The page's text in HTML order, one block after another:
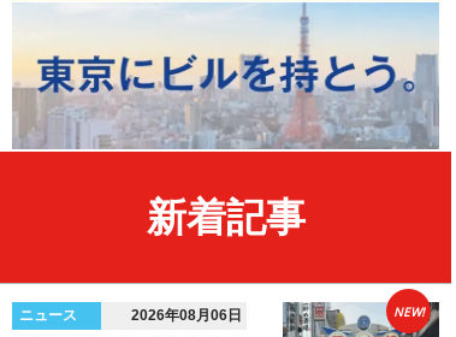
新着記事
ニュース 2026年08月06日 NEW!